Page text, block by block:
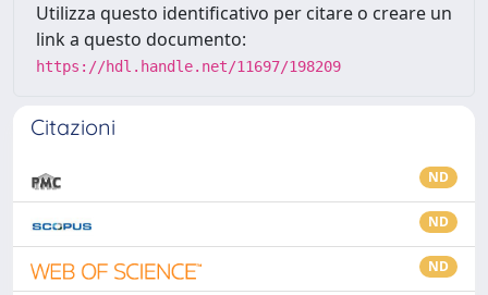
Utilizza questo identificativo per citare o creare un
link a questo documento:
https://hdl.handle.net/11697/198209
Citazioni
ND
ND
ND